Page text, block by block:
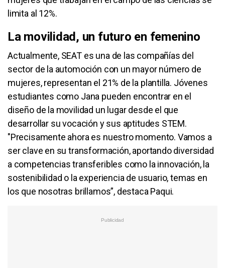
limita al 12%.
La movilidad, un futuro en femenino
Actualmente, SEAT es una de las compañías del
sector de la automoción con un mayor número de
mujeres, representan el 21% de la plantilla. Jóvenes
estudiantes como Jana pueden encontrar en el
diseño de la movilidad un lugar desde el que
desarrollar su vocación y sus aptitudes STEM.
"Precisamente ahora es nuestro momento. Vamos a
ser clave en su transformación, aportando diversidad
a competencias transferibles como la innovación, la
sostenibilidad o la experiencia de usuario, temas en
los que nosotras brillamos”, destaca Paqui.